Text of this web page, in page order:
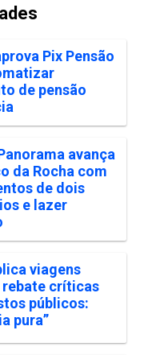
Pix Pensão
de pensão
avança
da Rocha com
de dois
e lazer
viagens
críticas
públicos:
pura”